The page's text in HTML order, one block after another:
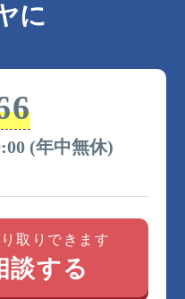
に
(年中無休)
取りできます
談する